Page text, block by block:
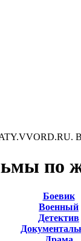
по
Боевик
Военный
Детектив